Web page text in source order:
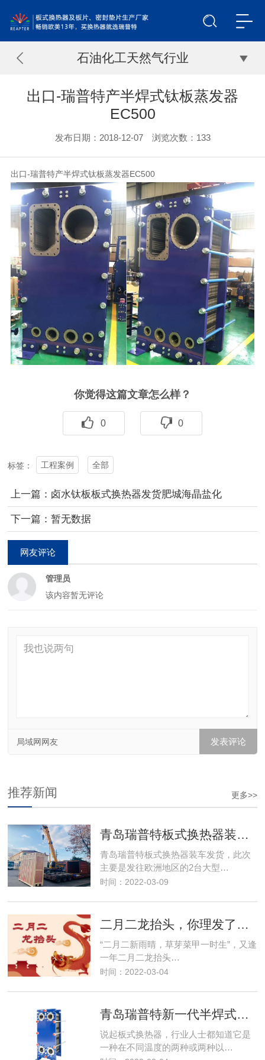
石油化工天然气行业
出口-瑞普特产半焊式钛板蒸发器
EC500
发布日期：2018-12-07 浏览次数： 133
出口-瑞普特产半焊式钛板蒸发器EC500
你觉得这篇文章怎么样？
0 0
标签： 工程案例 全部
上一篇：卤水钛板板式换热器发货肥城海晶盐化
下一篇：暂无数据
网友评论
管理员
该内容暂无评论
局域网网友
更多>>
推荐新闻
青岛瑞普特板式换热器装车发货
青岛瑞普特板式换热器装车发货，此次
主要是发往欧洲地区的2台大型…
时间：2022-03-09
二月二龙抬头，你理发了吗？
“二月二新雨晴，草芽菜甲一时生”，又逢
一年二月二龙抬头…
时间：2022-03-04
青岛瑞普特新一代半焊式板式换热器
说起板式换热器，行业人士都知道它是
一种在不同温度的两种或两种以…